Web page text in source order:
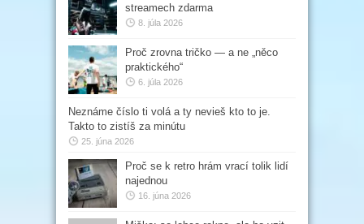
streamech zdarma
8. júla 2026
Proč zrovna tričko — a ne „něco
praktického“
6. júla 2026
Neznáme číslo ti volá a ty nevieš kto to je.
Takto to zistíš za minútu
25. júna 2026
Proč se k retro hrám vrací tolik lidí
najednou
16. júna 2026